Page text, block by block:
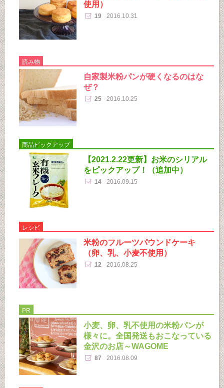
使用）
19 2016.10.31
読み物
自家製米粉パンが硬くなるのはな
ぜ？
25 2016.10.25
商品ピックアップ
【2021.2.22更新】お米のシリアル
をピックアップ！（追加中）
14 2016.09.15
レシピ
米粉のフルーツパウンドケーキ
（卵、乳、小麦不使用）
12 2016.08.25
PR
小麦、卵、乳不使用の米粉パンが
様々に。全国発送もおこなっている
金沢のお店～WAGOME
87 2016.08.09